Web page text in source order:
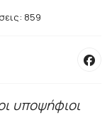
859
υποψήφιοι